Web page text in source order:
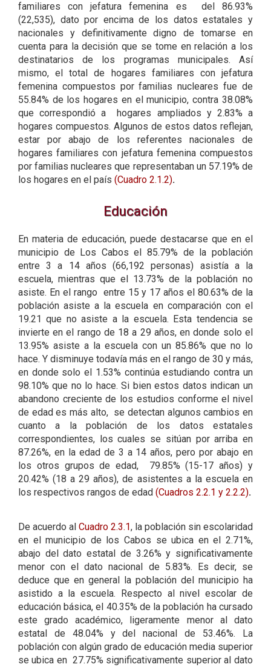
familiares con jefatura femenina es del 86.93%
(22,535), dato por encima de los datos estatales y
nacionales y definitivamente digno de tomarse en
cuenta para la decisión que se tome en relación a los
destinatarios de los programas municipales. Así
mismo, el total de hogares familiares con jefatura
femenina compuestos por familias nucleares fue de
55.84% de los hogares en el municipio, contra 38.08%
que correspondió a hogares ampliados y 2.83% a
hogares compuestos. Algunos de estos datos reflejan,
estar por abajo de los referentes nacionales de
hogares familiares con jefatura femenina compuestos
por familias nucleares que representaban un 57.19% de
los hogares en el país (Cuadro 2.1.2).
Educación
En materia de educación, puede destacarse que en el
municipio de Los Cabos el 85.79% de la población
entre 3 a 14 años (66,192 personas) asistía a la
escuela, mientras que el 13.73% de la población no
asiste. En el rango entre 15 y 17 años el 80.63% de la
población asiste a la escuela en comparación con el
19.21 que no asiste a la escuela. Esta tendencia se
invierte en el rango de 18 a 29 años, en donde solo el
13.95% asiste a la escuela con un 85.86% que no lo
hace. Y disminuye todavía más en el rango de 30 y más,
en donde solo el 1.53% continúa estudiando contra un
98.10% que no lo hace. Si bien estos datos indican un
abandono creciente de los estudios conforme el nivel
de edad es más alto, se detectan algunos cambios en
cuanto a la población de los datos estatales
correspondientes, los cuales se sitúan por arriba en
87.26%, en la edad de 3 a 14 años, pero por abajo en
los otros grupos de edad, 79.85% (15-17 años) y
20.42% (18 a 29 años), de asistentes a la escuela en
los respectivos rangos de edad (Cuadros 2.2.1 y 2.2.2).
De acuerdo al Cuadro 2.3.1, la población sin escolaridad
en el municipio de los Cabos se ubica en el 2.71%,
abajo del dato estatal de 3.26% y significativamente
menor con el dato nacional de 5.83%. Es decir, se
deduce que en general la población del municipio ha
asistido a la escuela. Respecto al nivel escolar de
educación básica, el 40.35% de la población ha cursado
este grado académico, ligeramente menor al dato
estatal de 48.04% y del nacional de 53.46%. La
población con algún grado de educación media superior
se ubica en 27.75% significativamente superior al dato